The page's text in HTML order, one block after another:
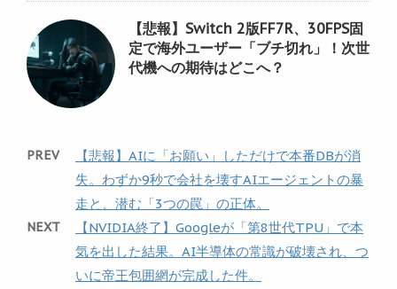
【悲報】Switch 2版FF7R、30FPS固
定で海外ユーザー「ブチ切れ」！次世
代機への期待はどこへ？
PREV
【悲報】AIに「お願い」しただけで本番DBが消
失。わずか9秒で会社を壊すAIエージェントの暴
走と、潜む「3つの罠」の正体。
NEXT
【NVIDIA終了】Googleが「第8世代TPU」で本
気を出した結果。AI半導体の常識が破壊され、つ
いに帝王包囲網が完成した件。